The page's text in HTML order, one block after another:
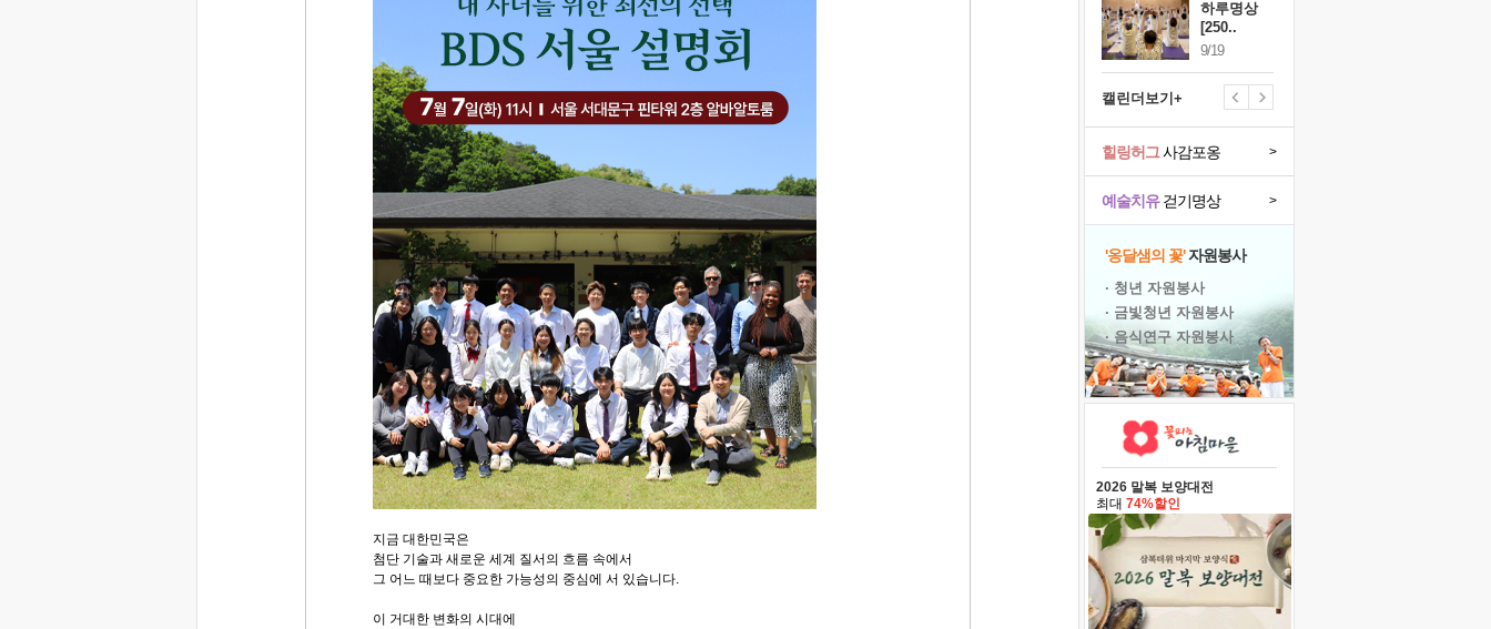
지금 대한민국은
첨단 기술과 새로운 세계 질서의 흐름 속에서
그 어느 때보다 중요한 가능성의 중심에 서 있습니다.
이 거대한 변화의 시대에
하루명상
[250..
9/19
캘린더보기+
예술치유걷기명상 >
힐링허그사감포옹 >
'옹달샘의 꽃'자원봉사
· 청년 자원봉사
· 금빛청년 자원봉사
· 음식연구 자원봉사
2026 말복 보양대전
최대 74%할인